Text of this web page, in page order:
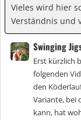
Vieles wird hier
Verständnis und
Swinging
Erst kürzlich
folgenden
den
Variante, bei
kann, hat